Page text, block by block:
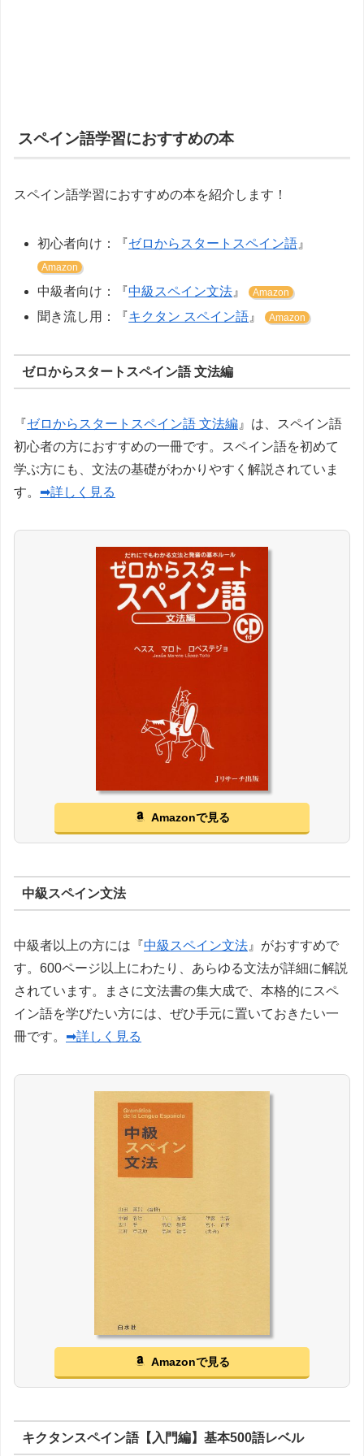
スペイン語学習におすすめの本
スペイン語学習におすすめの本を紹介します！
初心者向け：『ゼロからスタートスペイン語 』
Amazon
中級者向け：『中級スペイン文法 』 Amazon
聞き流し用：『キクタン スペイン語 』 Amazon
ゼロからスタートスペイン語 文法編
『ゼロからスタートスペイン語 文法編 』は、スペイン語
初心者の方におすすめの一冊です。スペイン語を初めて
学ぶ方にも、文法の基礎がわかりやすく解説されていま
す。 ➡詳しく見る
Amazonで見る
中級スペイン文法
中級者以上の方には『中級スペイン文法 』がおすすめで
す。600ページ以上にわたり、あらゆる文法が詳細に解説
されています。まさに文法書の集大成で、本格的にスペ
イン語を学びたい方には、ぜひ手元に置いておきたい一
冊です。 ➡詳しく見る
Amazonで見る
キクタンスペイン語【入門編】基本500語レベル